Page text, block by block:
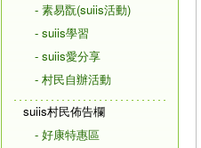
- 素易翫(suiis活動)
- suiis學習
- suiis愛分享
- 村民自辦活動
suiis村民佈告欄
- 好康特惠區